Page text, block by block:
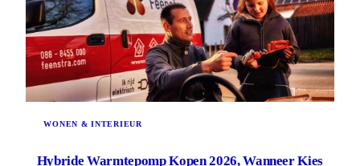
WONEN & INTERIEUR
Hybride Warmtepomp Kopen 2026, Wanneer Kies